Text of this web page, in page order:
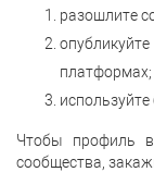
разошлите
платформах;
используйте
Чтобы профиль
сообщества,